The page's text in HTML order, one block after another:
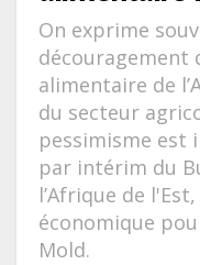
On exprime
découragement
alimentaire de
du secteur
pessimisme est
par intérim du
l’Afrique de
économique
Mold.